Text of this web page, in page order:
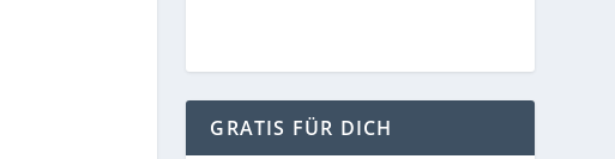
GRATIS FÜR DICH